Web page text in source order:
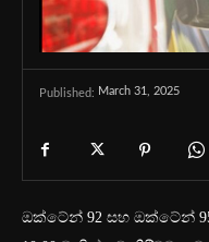
Published: March 31, 2025
ඔක්ටේන් 92 සහ ඔක්ටේන්